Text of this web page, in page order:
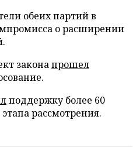
обеих партий в
о расширении
законапрошел
поддержку более 60
рассмотрения.